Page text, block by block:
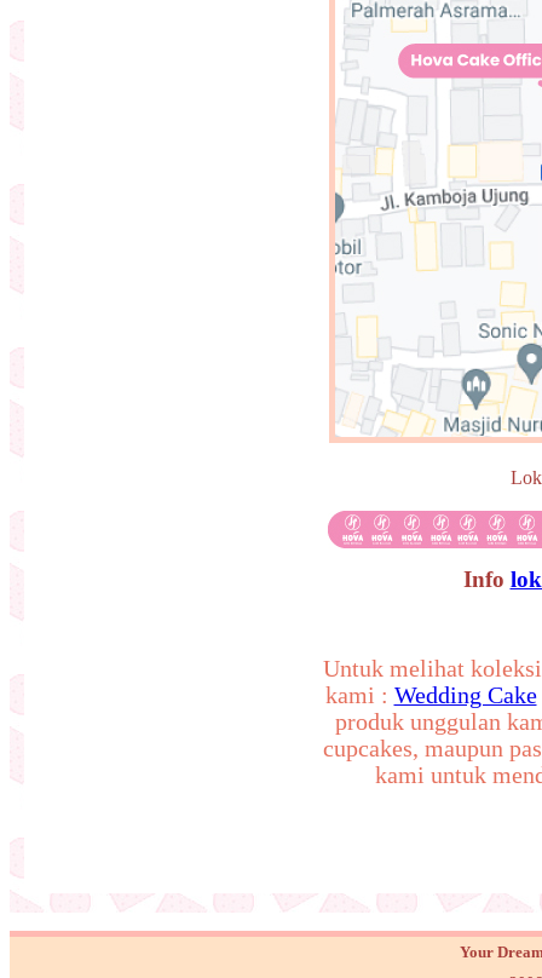
Info
Untuk melihat
kami : Wedding Cake
produk unggulan
cupcakes, maupun
kami untuk
Your